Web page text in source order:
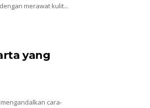
merawat kulit...
yang
cara-